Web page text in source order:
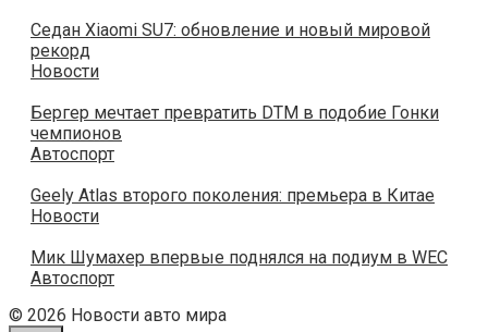
Седан Xiaomi SU7: обновление и новый мировой
рекорд
Новости
Бергер мечтает превратить DTM в подобие Гонки
чемпионов
Автоспорт
Geely Atlas второго поколения: премьера в Китае
Новости
Мик Шумахер впервые поднялся на подиум в WEC
Автоспорт
© 2026 Новости авто мира